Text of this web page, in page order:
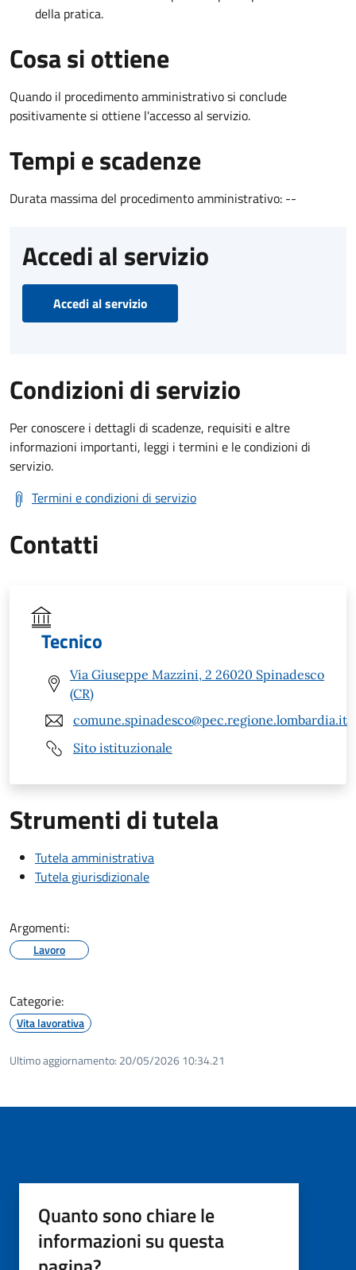
della pratica.
Cosa si ottiene
Quando il procedimento amministrativo si conclude
positivamente si ottiene l'accesso al servizio.
Tempi e scadenze
Durata massima del procedimento amministrativo: --
Accedi al servizio
Accedi al servizio
Condizioni di servizio
Per conoscere i dettagli di scadenze, requisiti e altre
informazioni importanti, leggi i termini e le condizioni di
servizio.
Termini e condizioni di servizio
Contatti
Tecnico
Via Giuseppe Mazzini, 2 26020 Spinadesco
(CR)
comune.spinadesco@pec.regione.lombardia.it
Sito istituzionale
Strumenti di tutela
Tutela amministrativa
Tutela giurisdizionale
Argomenti:
Lavoro
Categorie:
Vita lavorativa
Ultimo aggiornamento: 20/05/2026 10:34.21
Quanto sono chiare le
informazioni su questa